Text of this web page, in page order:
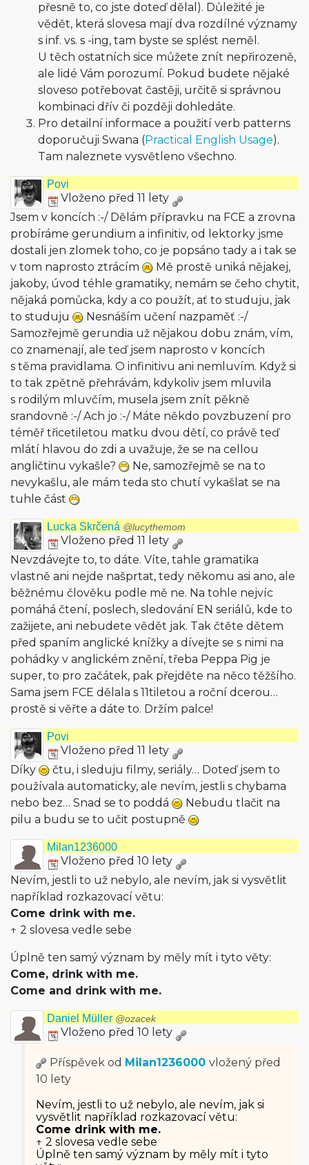
přesně to, co jste doteď dělal). Důležité je
vědět, která slovesa mají dva rozdílné významy
s inf. vs. s -ing, tam byste se splést neměl.
U těch ostatních sice můžete znít nepřirozeně,
ale lidé Vám porozumí. Pokud budete nějaké
sloveso potřebovat častěji, určitě si správnou
kombinaci dřív či později dohledáte.
Pro detailní informace a použití verb patterns
doporučuji Swana (Practical English Usage).
Tam naleznete vysvětleno všechno.
Povi
Vloženo před 11 lety
Jsem v koncích :-/ Dělám přípravku na FCE a zrovna
probíráme gerundium a infinitiv, od lektorky jsme
dostali jen zlomek toho, co je popsáno tady a i tak se
v tom naprosto ztrácím
Mě prostě uniká nějakej,
jakoby, úvod téhle gramatiky, nemám se čeho chytit,
nějaká pomůcka, kdy a co použít, ať to studuju, jak
to studuju
Nesnáším učení nazpaměť :-/
Samozřejmě gerundia už nějakou dobu znám, vím,
co znamenají, ale teď jsem naprosto v koncích
s těma pravidlama. O infinitivu ani nemluvím. Když si
to tak zpětně přehrávám, kdykoliv jsem mluvila
s rodilým mluvčím, musela jsem znít pěkně
srandovně :-/ Ach jo :-/ Máte někdo povzbuzení pro
téměř třicetiletou matku dvou dětí, co právě teď
mlátí hlavou do zdi a uvažuje, že se na cellou
angličtinu vykašle?
Ne, samozřejmě se na to
nevykašlu, ale mám teda sto chutí vykašlat se na
tuhle část
Lucka Skrčená @lucythemom
Vloženo před 11 lety
Nevzdávejte to, to dáte. Víte, tahle gramatika
vlastně ani nejde našprtat, tedy někomu asi ano, ale
běžnému člověku podle mě ne. Na tohle nejvíc
pomáhá čtení, poslech, sledování EN seriálů, kde to
zažijete, ani nebudete vědět jak. Tak čtěte dětem
před spaním anglické knížky a dívejte se s nimi na
pohádky v anglickém znění, třeba Peppa Pig je
super, to pro začátek, pak přejděte na něco těžšího.
Sama jsem FCE dělala s 11tiletou a roční dcerou…
prostě si věřte a dáte to. Držím palce!
Povi
Vloženo před 11 lety
Díky
čtu, i sleduju filmy, seriály… Doteď jsem to
používala automaticky, ale nevím, jestli s chybama
nebo bez… Snad se to poddá
Nebudu tlačit na
pilu a budu se to učit postupně
Milan1236000
Vloženo před 10 lety
Nevím, jestli to už nebylo, ale nevím, jak si vysvětlit
například rozkazovací větu:
Come drink with me.
↑ 2 slovesa vedle sebe
Úplně ten samý význam by měly mít i tyto věty:
Come, drink with me.
Come and drink with me.
Daniel Müller @ozacek
Vloženo před 10 lety
Příspěvek od Milan1236000 vložený před
10 lety
Nevím, jestli to už nebylo, ale nevím, jak si
vysvětlit například rozkazovací větu:
Come drink with me.
↑ 2 slovesa vedle sebe
Úplně ten samý význam by měly mít i tyto